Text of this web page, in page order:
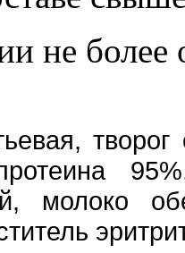
не более
молоко